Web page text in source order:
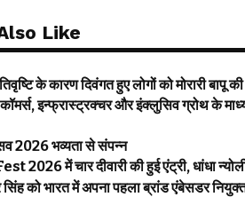
Like
के कारण दिवंगत हुए लोगों को मोरारी बापू
इन्फ्रास्ट्रक्चर और इंक्लुसिव ग्रोथ के
2026 भव्यता से संपन्न
में चार दीवारी की हुई एंट्री, धांधा
सिंह को भारत में अपना पहला ब्रांड एंबेसडर